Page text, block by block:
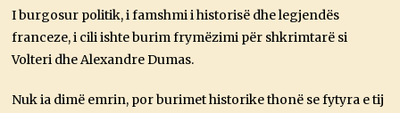
O
,
2
2
I burgosur politik, i famshmi i historisë dhe legjendës
franceze, i cili ishte burim frymëzimi për shkrimtarë si
Volteri dhe Alexandre Dumas.
Nuk ia dimë emrin, por burimet historike thonë se fytyra e tij